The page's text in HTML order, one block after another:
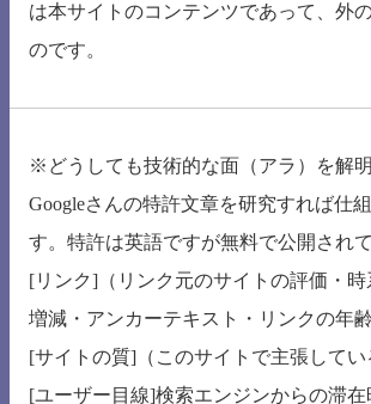
は本サイトのコンテンツであって、外
のです。
※どうしても技術的な面（アラ）を解
Googleさんの特許文章を研究すれば仕
す。特許は英語ですが無料で公開されて
[リンク]（リンク元のサイトの評価・
増減・アンカーテキスト・リンクの年齢
[サイトの質]（このサイトで主張してい
[ユーザー目線]検索エンジンからの滞在